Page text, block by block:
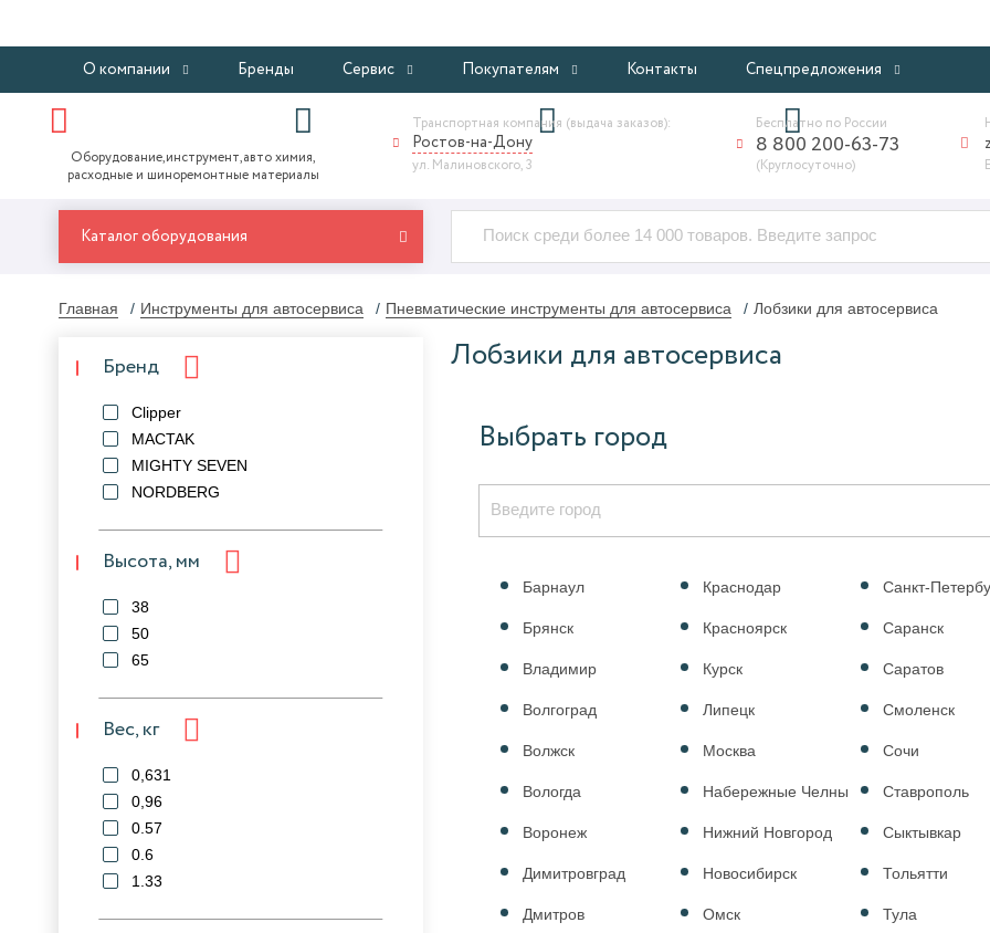
О компании Бренды Сервис Покупателям Контакты Спецпредложения
Оборудование,инструмент,авто химия,
расходные и шиноремонтные материалы
Транспортная компания (выдача заказов):
Ростов-на-Дону
ул. Малиновского, 3
Бесплатно по России
8 800 200-63-73
(Круглосуточно)
Каталог оборудования
Главная Инструменты для автосервиса Пневматические инструменты для автосервиса Лобзики для автосервиса
Бренд
Clipper
MACTAK
MIGHTY SEVEN
NORDBERG
Высота, мм
38
50
65
Вес, кг
0,631
0,96
0.57
0.6
1.33
Лобзики для автосервиса
Выбрать город
Барнаул
Брянск
Владимир
Волгоград
Волжск
Вологда
Воронеж
Димитровград
Дмитров
Краснодар
Красноярск
Курск
Липецк
Москва
Набережные Челны
Нижний Новгород
Новосибирск
Омск
Санкт-
Саранск
Саратов
Смоленск
Сочи
Ставрополь
Сыктывкар
Тольятти
Тула